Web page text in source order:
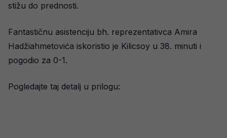
stižu do prednosti.
Fantastičnu asistenciju bh. reprezentativca Amira
Hadžiahmetovića iskoristio je Kilicsoy u 38. minuti i
pogodio za 0-1.
Pogledajte taj detalj u prilogu: